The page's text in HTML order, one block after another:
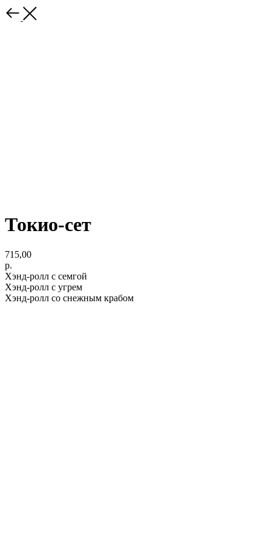
Токио-сет
715,00
р.
Хэнд-ролл с семгой
Хэнд-ролл с угрем
Хэнд-ролл со снежным крабом